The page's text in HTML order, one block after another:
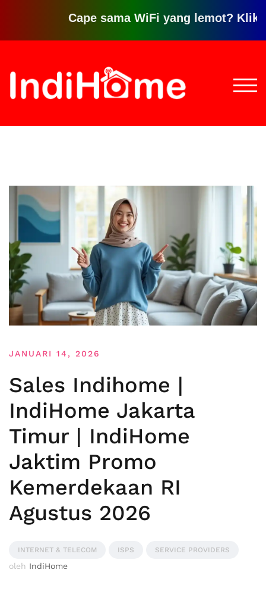
Cape sama WiFi yang lemot? Klik
konten
JANUARI 14, 2026
Sales Indihome |
IndiHome Jakarta
Timur | IndiHome
Jaktim Promo
Kemerdekaan RI
Agustus 2026
INTERNET & TELECOM ISPS SERVICE PROVIDERS
oleh IndiHome